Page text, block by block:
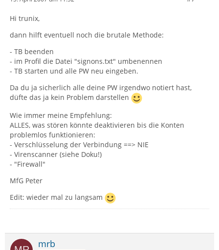
Hi trunix,
dann hilft eventuell noch die brutale Methode:
- TB beenden
- im Profil die Datei "signons.txt" umbenennen
- TB starten und alle PW neu eingeben.
Da du ja sicherlich alle deine PW irgendwo notiert hast,
düfte das ja kein Problem darstellen
Wie immer meine Empfehlung:
ALLES, was stören könnte deaktivieren bis die Konten
problemlos funktionieren:
- Verschlüsselung der Verbindung ==> NIE
- Virenscanner (siehe Doku!)
- "Firewall"
MfG Peter
Edit: wieder mal zu langsam
mrb